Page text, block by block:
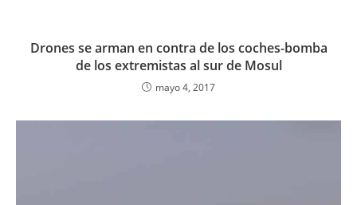
Drones se arman en contra de los coches-bomba
de los extremistas al sur de Mosul
mayo 4, 2017